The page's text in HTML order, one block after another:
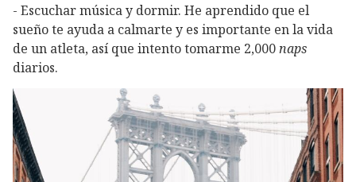
- Escuchar música y dormir. He aprendido que el
sueño te ayuda a calmarte y es importante en la vida
de un atleta, así que intento tomarme 2,000naps
diarios.